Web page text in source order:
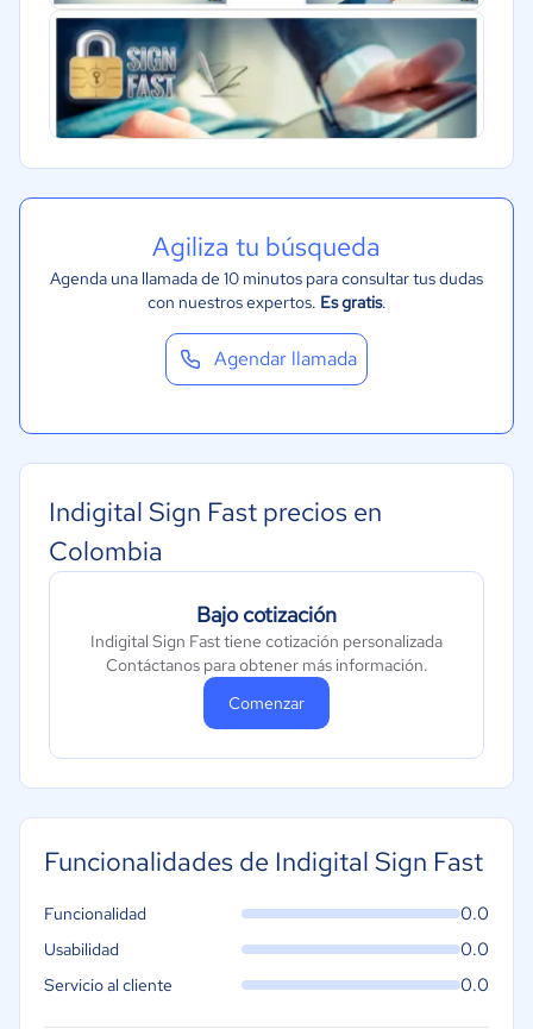
Agiliza tu búsqueda
Agenda una llamada de 10 minutos para consultar tus dudas
con nuestros expertos. Es gratis.
Agendar llamada
Indigital Sign Fast precios en
Colombia
Bajo cotización
Indigital Sign Fast tiene cotización personalizada
Contáctanos para obtener más información.
Comenzar
Funcionalidades de Indigital Sign Fast
Funcionalidad 0.0
Usabilidad 0.0
Servicio al cliente 0.0